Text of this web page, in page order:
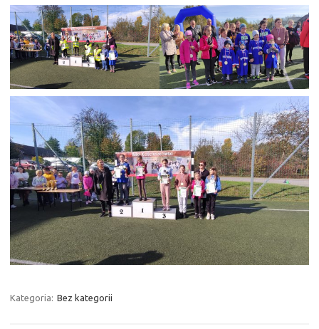
Kategoria: Bez kategorii